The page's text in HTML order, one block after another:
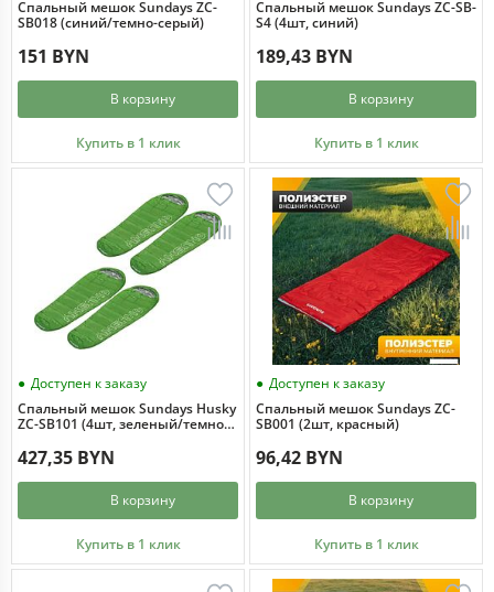
Спальный мешок Sundays ZC-
SB018 (синий/темно-серый)
151 BYN
В корзину
Купить в 1 клик
Спальный мешок Sundays ZC-SB-
S4 (4шт, синий)
189,43 BYN
В корзину
Купить в 1 клик
Доступен к заказу
Спальный мешок Sundays Husky
ZC-SB101 (4шт, зеленый/темно-
427,35 BYN
В корзину
Купить в 1 клик
Доступен к заказу
Спальный мешок Sundays ZC-
SB001 (2шт, красный)
96,42 BYN
В корзину
Купить в 1 клик